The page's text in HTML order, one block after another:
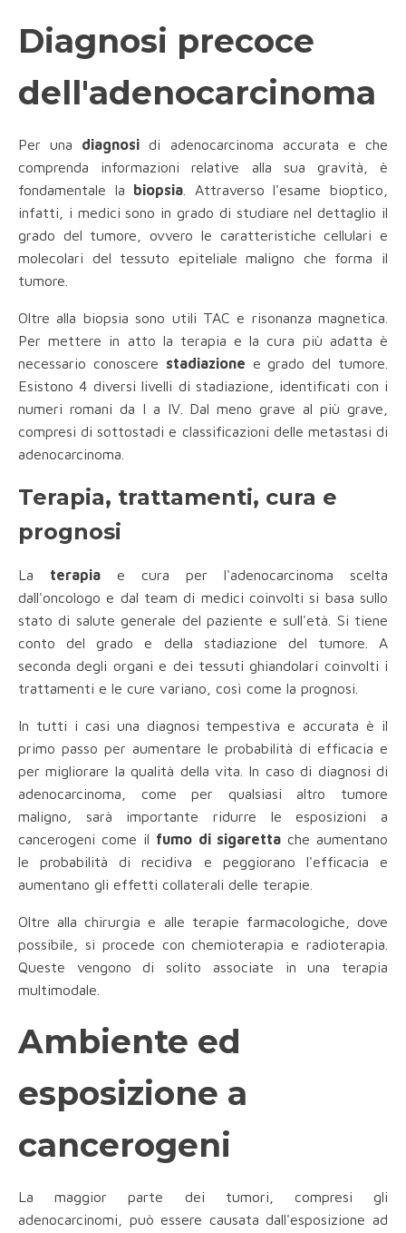
Diagnosi precoce
dell'adenocarcinoma
Per una diagnosi di adenocarcinoma accurata e che
comprenda informazioni relative alla sua gravità, è
fondamentale la biopsia . Attraverso l'esame bioptico,
infatti, i medici sono in grado di studiare nel dettaglio il
grado del tumore, ovvero le caratteristiche cellulari e
molecolari del tessuto epiteliale maligno che forma il
tumore.
Oltre alla biopsia sono utili TAC e risonanza magnetica.
Per mettere in atto la terapia e la cura più adatta è
necessario conoscere stadiazione e grado del tumore.
Esistono 4 diversi livelli di stadiazione, identificati con i
numeri romani da I a IV. Dal meno grave al più grave,
compresi di sottostadi e classificazioni delle metastasi di
adenocarcinoma.
Terapia, trattamenti, cura e
prognosi
La terapia e cura per l'adenocarcinoma scelta
dall'oncologo e dal team di medici coinvolti si basa sullo
stato di salute generale del paziente e sull'età. Si tiene
conto del grado e della stadiazione del tumore. A
seconda degli organi e dei tessuti ghiandolari coinvolti i
trattamenti e le cure variano, così come la prognosi.
In tutti i casi una diagnosi tempestiva e accurata è il
primo passo per aumentare le probabilità di efficacia e
per migliorare la qualità della vita. In caso di diagnosi di
adenocarcinoma, come per qualsiasi altro tumore
maligno, sarà importante ridurre le esposizioni a
cancerogeni come il fumo di sigarettache aumentano
le probabilità di recidiva e peggiorano l'efficacia e
aumentano gli effetti collaterali delle terapie.
Oltre alla chirurgia e alle terapie farmacologiche, dove
possibile, si procede con chemioterapia e radioterapia.
Queste vengono di solito associate in una terapia
multimodale.
Ambiente ed
esposizione a
cancerogeni
La maggior parte dei tumori, compresi gli
adenocarcinomi, può essere causata dall'esposizione ad